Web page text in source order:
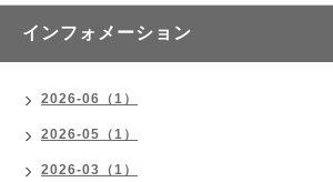
インフォメーション
2026-06（1）
2026-05（1）
2026-03（1）